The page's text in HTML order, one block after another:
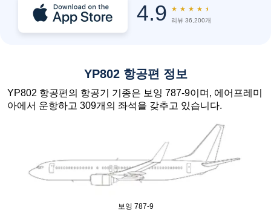
4.9 ★ ★ ★ ★ ★
리뷰 36,200개
YP802 항공편 정보
YP802 항공편의 항공기 기종은 보잉 787-9이며, 에어프레미
아에서 운항하고 309개의 좌석을 갖추고 있습니다.
보잉 787-9